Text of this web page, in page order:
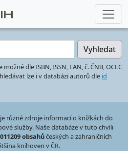
Vyhledat
dle ISBN, ISSN, EAN, č. ČNB, OCLC
lze i v databázi autorů dle id
různé zdroje informací o knížkách do
služby. Naše databáze v tuto chvíli
obsahůčeských a zahraničních
knihoven v ČR.